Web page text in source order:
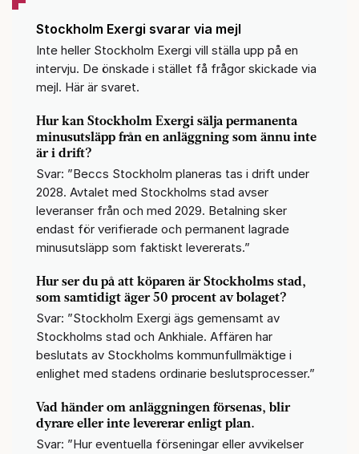
Stockholm Exergi svarar via mejl
Inte heller Stockholm Exergi vill ställa upp på en
intervju. De önskade i stället få frågor skickade via
mejl. Här är svaret.
Hur kan Stockholm Exergi sälja permanenta
minusutsläpp från en anläggning som ännu inte
är i drift?
Svar: ”Beccs Stockholm planeras tas i drift under
2028. Avtalet med Stockholms stad avser
leveranser från och med 2029. Betalning sker
endast för verifierade och permanent lagrade
minusutsläpp som faktiskt levererats.”
Hur ser du på att köparen är Stockholms stad,
som samtidigt äger 50 procent av bolaget?
Svar: ”Stockholm Exergi ägs gemensamt av
Stockholms stad och Ankhiale. Affären har
beslutats av Stockholms kommunfullmäktige i
enlighet med stadens ordinarie beslutsprocesser.”
Vad händerom anläggningen försenas, blir
dyrare eller inte levererar enligt plan.
Svar: ”Hur eventuella förseningar eller avvikelser